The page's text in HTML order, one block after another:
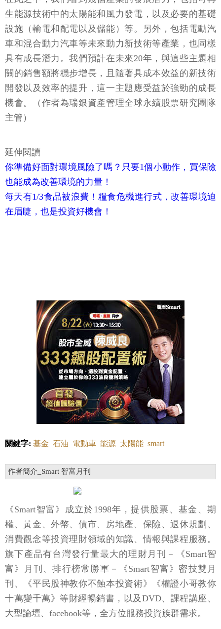
生能源技術中的太陽能和風力發電，以及必要的基礎
設施（輸電和配電以及儲能）等。另外，包括電動汽
車和混合動力汽車等未來動力新技術等產業，也同樣
具有成長潛力。我們預計在未來20年，與這些主題相
關的銷售額將穩步增長，且隨著具成本效益的新技術
開發以及效率的提升，這一主題應受益於強勁的成長
機會。（作者為瑞銀資產管理全球永續股票研究團隊
主管）
延伸閱讀
你準備好面對環境風險了嗎？只要1個小動作，買保險
也能成為改善環境的力量！
每天有1/3食品被浪費！糧食危機進行式，改善環境迫
在眉睫，也是投資好機會！
關鍵字: 基金 石油 電動車 能源 太陽能 smart
作者簡介_Smart 智富月刊
《Smart智富》成立於1998年，提供股票、基金、期
權、黃金、外幣、債市、房地產、保險、退休規劃、
消費觀念等投資理財領域的知識、情報與課程服務。
旗下產品有台灣發行量最大的理財月刊－《Smart智
富》月刊、排行榜常勝軍－《Smart智富》密技雙月
刊、《平民股神教你不蝕本投資術》《權證小哥教你
十萬變千萬》等財經暢銷書，以及DVD、課程講座、
大型論壇、facebook等，全方位服務投資族群需求。